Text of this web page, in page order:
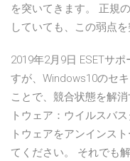
を突いてきます。 正規
していても、この弱点
2019年2月9日 ESETサ
すが、Windows10のセ
ことで、競合状態を解
トウェア：ウイルスバ
トウェアをアンインス
てください。 それでも